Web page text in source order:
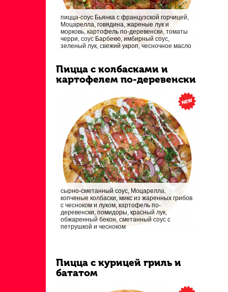
пицца-соус Бьянка с французской горчицей,
Моцарелла, говядина, жареные лук и
морковь, картофель по-деревенски, томаты
черри, соус Барбекю, имбирный соус,
зеленый лук, свежий укроп, чесночное масло
Пицца с колбасками и
картофелем по-деревенски
сырно-сметанный соус, Моцарелла,
копченые колбаски, микс из жаренных грибов
с чесноком и луком, картофель по-
деревенски, помидоры, красный лук,
обжаренный бекон, сметанный соус с
петрушкой и чесноком
Пицца с курицей гриль и
бататом